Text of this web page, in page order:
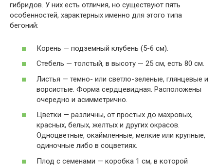
гибридов. У них есть отличия, но существуют пять
особенностей, характерных именно для этого типа
бегоний:
Корень — подземный клубень (5-6 см).
Стебель — толстый, в высоту — 25 см, есть 80 см.
Листья — темно- или светло-зеленые, глянцевые и
ворсистые. Форма сердцевидная. Расположены
очередно и асимметрично.
Цветки — различны, от простых до махровых,
красных, белых, желтых и других окрасов.
Одноцветные, окаймленные, мелкие или крупные,
одиночные либо в соцветиях.
Плод с семенами — коробка 1 см, в которой